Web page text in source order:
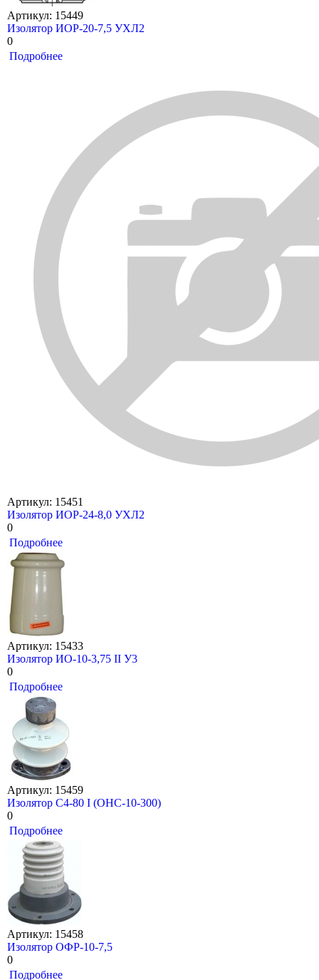
Артикул: 15449
Изолятор ИОР-20-7,5 УХЛ2
0
Подробнее
Артикул: 15451
Изолятор ИОР-24-8,0 УХЛ2
0
Подробнее
Артикул: 15433
Изолятор ИО-10-3,75 II У3
0
Подробнее
Артикул: 15459
Изолятор С4-80 I (ОНС-10-300)
0
Подробнее
Артикул: 15458
Изолятор ОФР-10-7,5
0
Подробнее